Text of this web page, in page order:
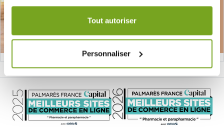
Votre choix de consentement est conservé pendant une
Tout autoriser
Personnaliser